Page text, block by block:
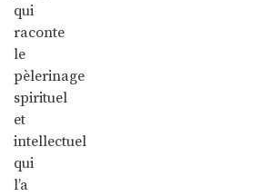
qui
raconte
le
pèlerinage
spirituel
et
intellectuel
qui
l’a